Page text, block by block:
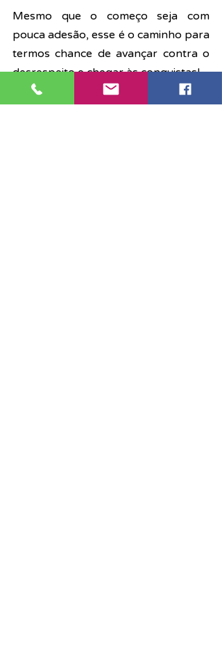
Mesmo que o começo seja com
pouca adesão, esse é o caminho para
termos chance de avançar contra o
desrespeito e chegar às conquistas!
Associação
Destaque